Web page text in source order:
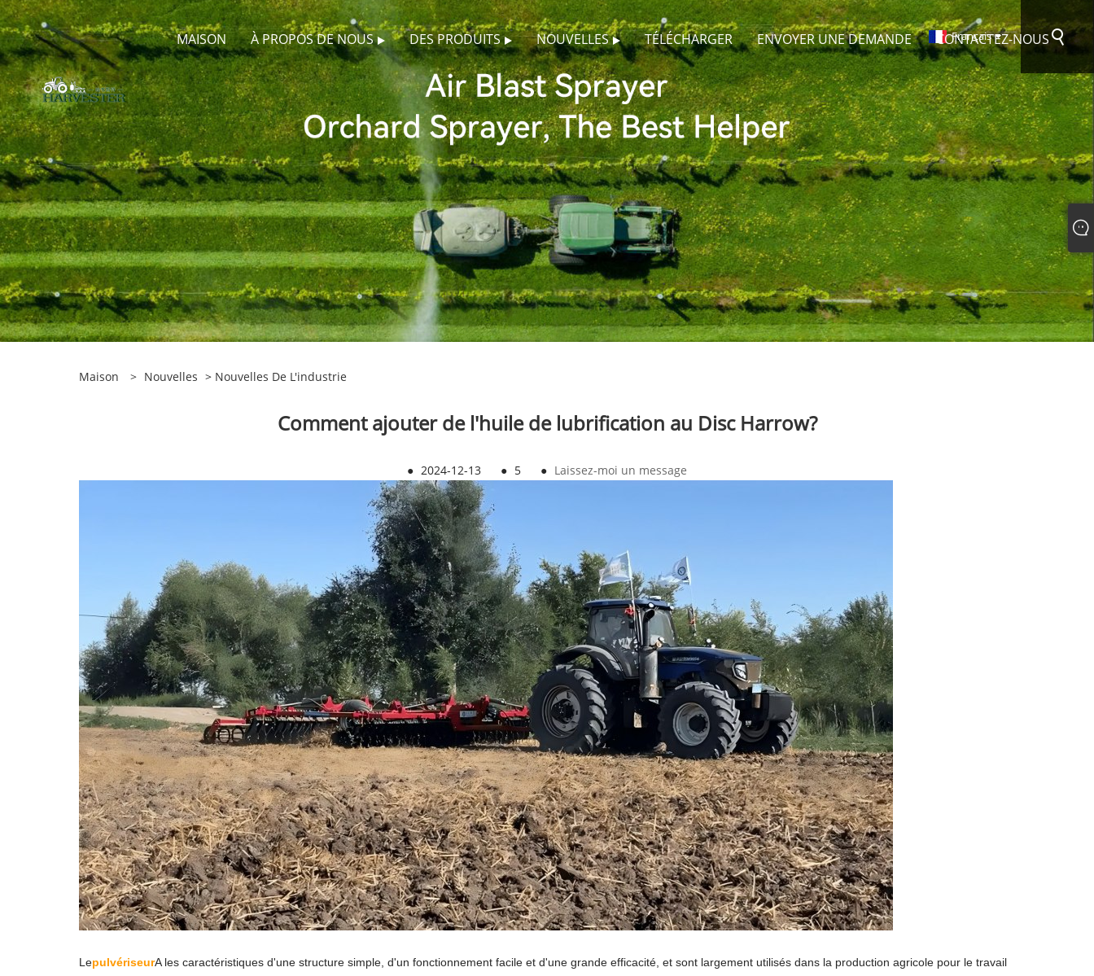
MAISON À PROPOS DE NOUS DES PRODUITS NOUVELLES TÉLÉCHARGER ENVOYER UNE DEMANDE CONTACTEZ-NOUS
Français
Maison > Nouvelles > Nouvelles De L'industrie
Comment ajouter de l'huile de lubrification au Disc Harrow?
● 2024-12-13 ● 5 ● Laissez-moi un message
LepulvériseurA les caractéristiques d'une structure simple, d'un fonctionnement facile et d'une grande efficacité, et sont largement utilisés dans la production agricole pour le travail